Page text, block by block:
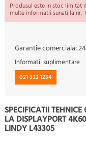
Produsul este in stoc limitat
multe informatii sunati la nr.
Garantie comerciala:
Informatii suplimentare
021 322 1234
SPECIFICATII
LA DISPLAYPORT
LINDY L43305